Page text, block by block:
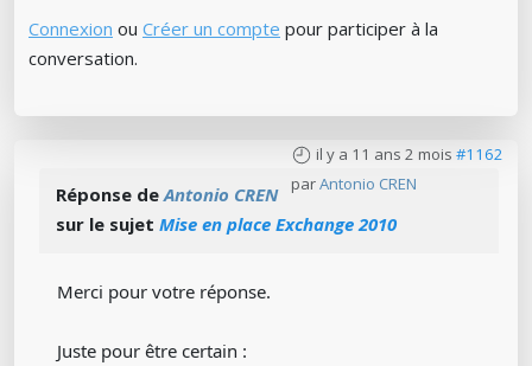
Connexion ou Créer un compte pour participer à la
conversation.
il y a 11 ans 2 mois #1162
parAntonio CREN
Réponse deAntonio CREN
sur le sujet Mise en place Exchange 2010
Merci pour votre réponse.
Juste pour être certain :